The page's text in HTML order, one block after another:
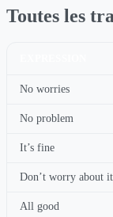
Toutes les
No worries
No problem
It’s fine
Don’t worry about it
All good